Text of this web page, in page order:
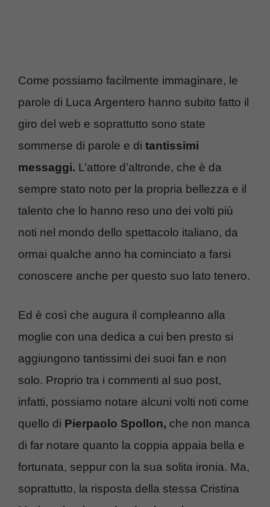
Come possiamo facilmente immaginare, le
parole di Luca Argentero hanno subito fatto il
giro del web e soprattutto sono state
sommerse di parole e di tantissimi
messaggi. L’attore d’altronde, che è da
sempre stato noto per la propria bellezza e il
talento che lo hanno reso uno dei volti più
noti nel mondo dello spettacolo italiano, da
ormai qualche anno ha cominciato a farsi
conoscere anche per questo suo lato tenero.
Ed è così che augura il compleanno alla
moglie con una dedica a cui ben presto si
aggiungono tantissimi dei suoi fan e non
solo. Proprio tra i commenti al suo post,
infatti, possiamo notare alcuni volti noti come
quello di Pierpaolo Spollon, che non manca
di far notare quanto la coppia appaia bella e
fortunata, seppur con la sua solita ironia. Ma,
soprattutto, la risposta della stessa Cristina